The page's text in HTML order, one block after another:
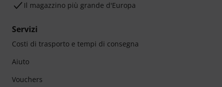
Il magazzino più grande d'Europa
Servizi
Costi di trasporto e tempi di consegna
Aiuto
Vouchers